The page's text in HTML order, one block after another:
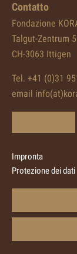
Contatto
Fondazione
Talgut-Zentrum 5
CH-3063 Ittigen
Tel. +41 (0)31
email
Impronta
Protezione dei dati